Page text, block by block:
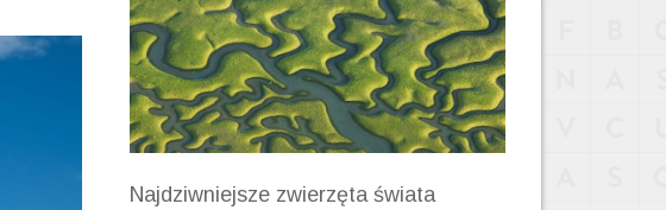
Najdziwniejsze zwierzęta świata